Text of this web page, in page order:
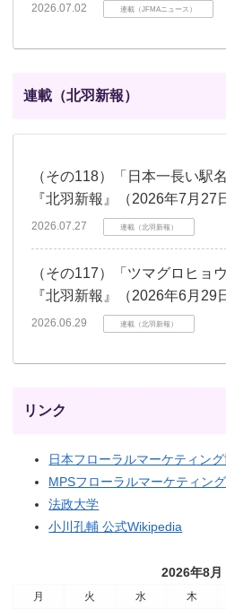
2026.07.02 連載（JFMAニュース）
連載（北羽新報）
（その118）「日本一長い駅
『北羽新報』（2026年7月27
2026.07.27 連載（北羽新報）
（その117）「ツマグロヒョ
『北羽新報』（2026年6月29
2026.06.29 連載（北羽新報）
リンク
日本フローラルマーケティング
MPSフローラルマーケティング
法政大学
小川孔輔 公式Wikipedia
2026年8月
月 火 水 木